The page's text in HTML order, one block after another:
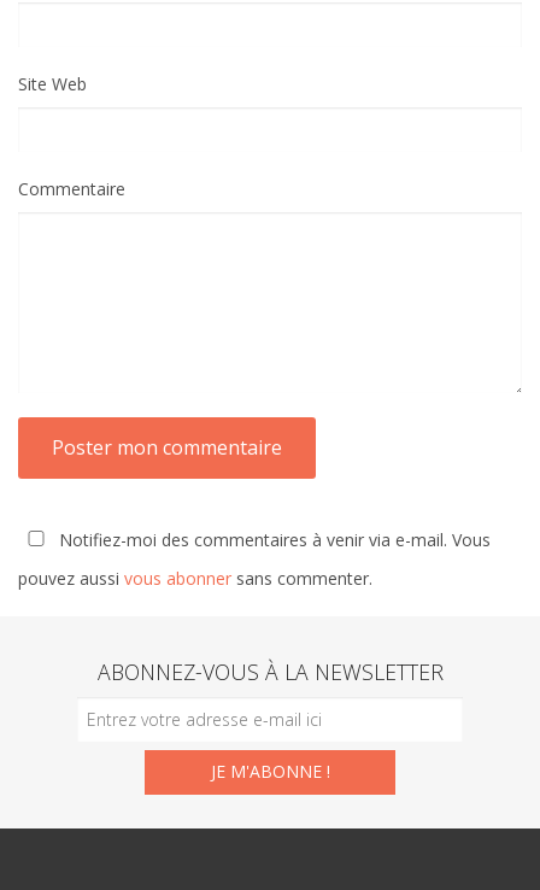
Site Web
Commentaire
Notifiez-moi des commentaires à venir via e-mail. Vous
pouvez aussi vous abonner sans commenter.
ABONNEZ-VOUS À LA NEWSLETTER